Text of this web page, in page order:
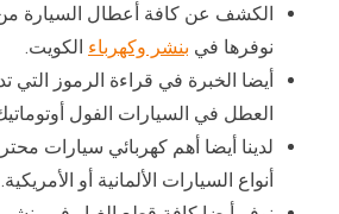
الكشف عن كافة أعطال السيارة
نوفرها في بنشر وكهرباء الكويت.
أيضا الخبرة في قراءة الرموز
العطل في السيارات الفول
لدينا أيضا أهم كهربائي سيارات
أنواع السيارات الألمانية أو الأمريكية.